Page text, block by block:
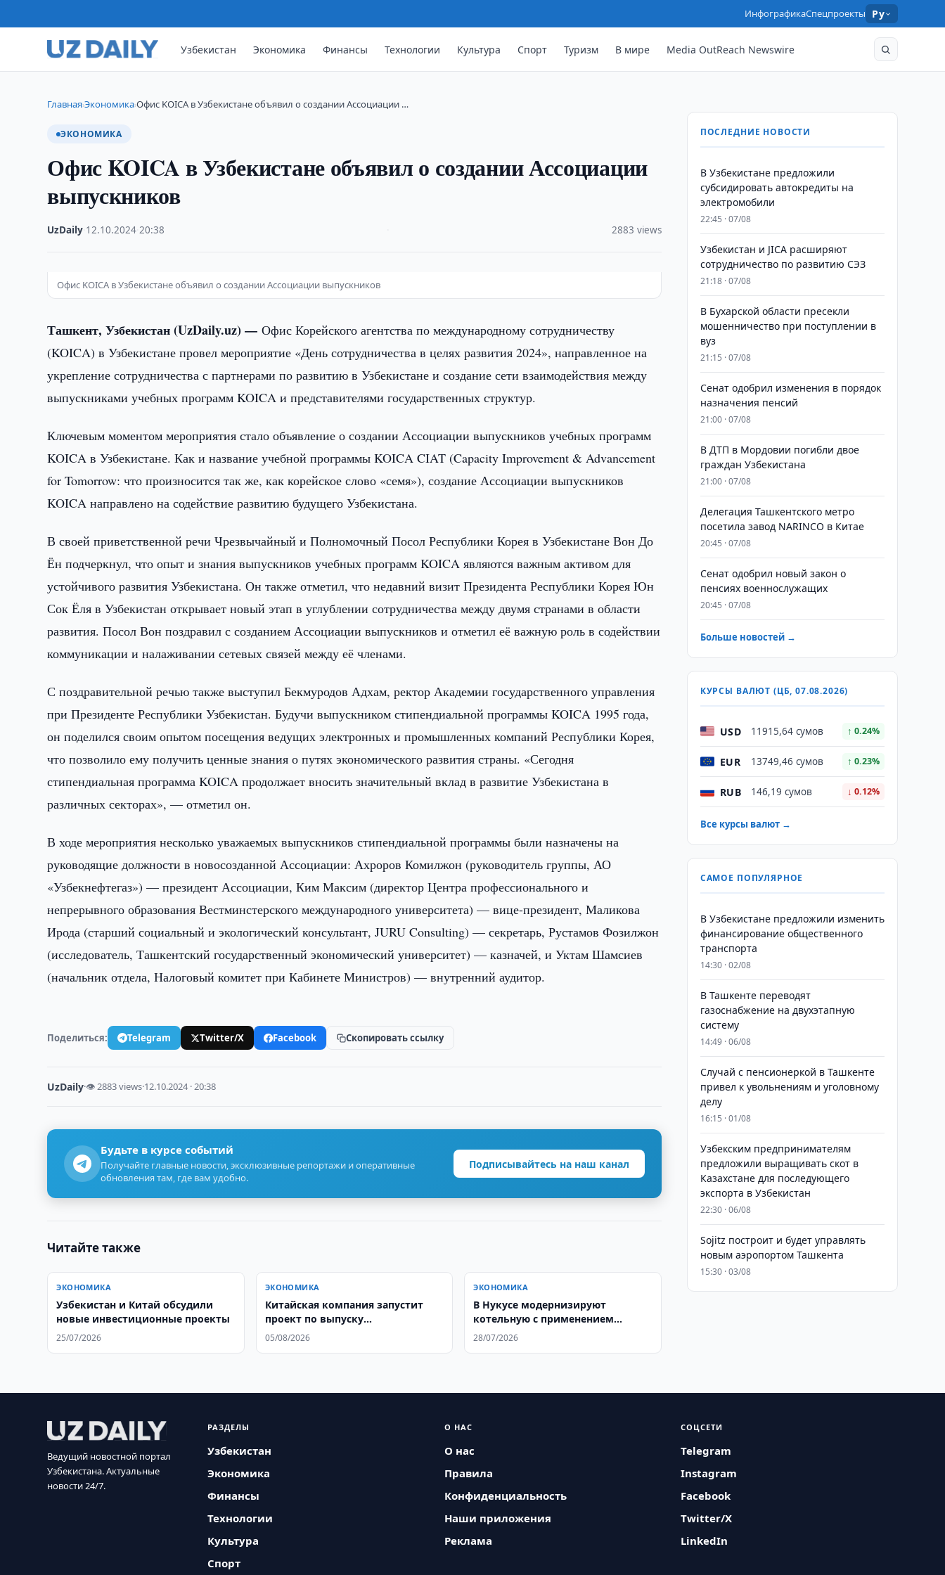
ИнфографикаСпецпроекты Ру
Узбекистан Экономика Финансы Технологии Культура Спорт Туризм В мире Media OutReach Newswire
Главная›Экономика›Офис KOICA в Узбекистане объявил о создании Ассоциации …
ЭКОНОМИКА
Офис KOICA в Узбекистане объявил о создании Ассоциации
выпускников
UzDaily 12.10.2024 ·20:38 2883 views
Офис KOICA в Узбекистане объявил о создании Ассоциации выпускников
Ташкент, Узбекистан (UzDaily.uz) —Офис Корейского агентства по международному сотрудничеству
(KOICA) в Узбекистане провел мероприятие «День сотрудничества в целях развития 2024», направленное на
укрепление сотрудничества с партнерами по развитию в Узбекистане и создание сети взаимодействия между
выпускниками учебных программ KOICA и представителями государственных структур.
Ключевым моментом мероприятия стало объявление о создании Ассоциации выпускников учебных программ
KOICA в Узбекистане. Как и название учебной программы KOICA CIAT (Capacity Improvement & Advancement
for Tomorrow: что произносится так же, как корейское слово «семя»), создание Ассоциации выпускников
KOICA направлено на содействие развитию будущего Узбекистана.
В своей приветственной речи Чрезвычайный и Полномочный Посол Республики Корея в Узбекистане Вон До
Ён подчеркнул, что опыт и знания выпускников учебных программ KOICA являются важным активом для
устойчивого развития Узбекистана. Он также отметил, что недавний визит Президента Республики Корея Юн
Сок Ёля в Узбекистан открывает новый этап в углублении сотрудничества между двумя странами в области
развития. Посол Вон поздравил с созданием Ассоциации выпускников и отметил её важную роль в содействии
коммуникации и налаживании сетевых связей между её членами.
С поздравительной речью также выступил Бекмуродов Адхам, ректор Академии государственного управления
при Президенте Республики Узбекистан. Будучи выпускником стипендиальной программы KOICA 1995 года,
он поделился своим опытом посещения ведущих электронных и промышленных компаний Республики Корея,
что позволило ему получить ценные знания о путях экономического развития страны. «Сегодня
стипендиальная программа KOICA продолжает вносить значительный вклад в развитие Узбекистана в
различных секторах», — отметил он.
В ходе мероприятия несколько уважаемых выпускников стипендиальной программы были назначены на
руководящие должности в новосозданной Ассоциации: Ахроров Комилжон (руководитель группы, АО
«Узбекнефтегаз») — президент Ассоциации, Ким Максим (директор Центра профессионального и
непрерывного образования Вестминстерского международного университета) — вице-президент, Маликова
Ирода (старший социальный и экологический консультант, JURU Consulting) — секретарь, Рустамов Фозилжон
(исследователь, Ташкентский государственный экономический университет) — казначей, и Уктам Шамсиев
(начальник отдела, Налоговый комитет при Кабинете Министров) — внутренний аудитор.
Поделиться: Telegram Twitter/X Facebook Скопировать ссылку
UzDaily·👁 2883 views·12.10.2024 · 20:38
Будьте в курсе событий
Получайте главные новости, эксклюзивные репортажи и оперативные
обновления там, где вам удобно.
Подписывайтесь на наш канал
Читайте также
ЭКОНОМИКА
Узбекистан и Китай обсудили
новые инвестиционные проекты
25/07/2026
ЭКОНОМИКА
Китайская компания запустит
проект по выпуску
трансформаторов
05/08/2026
ЭКОНОМИКА
В Нукусе модернизируют
котельную с применением
когенерации
28/07/2026
ПОСЛЕДНИЕ НОВОСТИ
В Узбекистане предложили
субсидировать автокредиты на
электромобили
22:45 · 07/08
Узбекистан и JICA расширяют
сотрудничество по развитию СЭЗ
21:18 · 07/08
В Бухарской области пресекли
мошенничество при поступлении в
вуз
21:15 · 07/08
Сенат одобрил изменения в порядок
назначения пенсий
21:00 · 07/08
В ДТП в Мордовии погибли двое
граждан Узбекистана
21:00 · 07/08
Делегация Ташкентского метро
посетила завод NARINCO в Китае
20:45 · 07/08
Сенат одобрил новый закон о
пенсиях военнослужащих
20:45 · 07/08
Больше новостей →
КУРСЫ ВАЛЮТ (ЦБ, 07.08.2026)
USD 11915,64 сумов ↑ 0.24%
EUR 13749,46 сумов ↑ 0.23%
RUB 146,19 сумов ↓ 0.12%
Все курсы валют →
САМОЕ ПОПУЛЯРНОЕ
В Узбекистане предложили изменить
финансирование общественного
транспорта
14:30 · 02/08
В Ташкенте переводят
газоснабжение на двухэтапную
систему
14:49 · 06/08
Случай с пенсионеркой в Ташкенте
привел к увольнениям и уголовному
делу
16:15 · 01/08
Узбекским предпринимателям
предложили выращивать скот в
Казахстане для последующего
экспорта в Узбекистан
22:30 · 06/08
Sojitz построит и будет управлять
новым аэропортом Ташкента
15:30 · 03/08
Ведущий новостной портал
Узбекистана. Актуальные
новости 24/7.
РАЗДЕЛЫ
Узбекистан
Экономика
Финансы
Технологии
Культура
Спорт
О НАС
О нас
Правила
Конфиденциальность
Наши приложения
Реклама
СОЦСЕТИ
Telegram
Instagram
Facebook
Twitter/X
LinkedIn